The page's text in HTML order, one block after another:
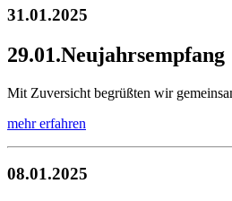
31.01.2025
29.01.Neujahrsempfang
Mit Zuversicht begrüßten wir
mehr erfahren
08.01.2025